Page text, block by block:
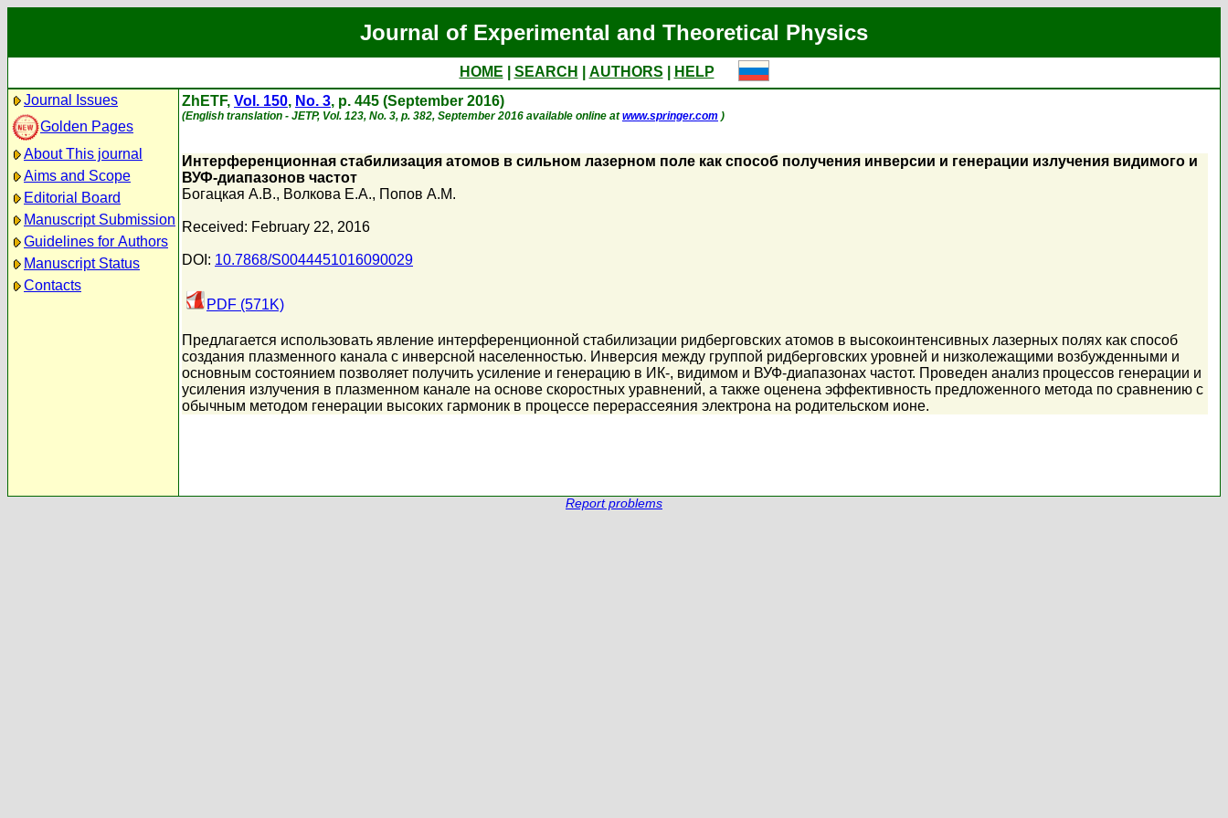
Journal of Experimental and Theoretical Physics
HOME SEARCH AUTHORS
HELP
Journal Issues
Golden Pages
About This journal
Aims and Scope
Editorial Board
Manuscript Submission
Guidelines for Authors
Manuscript Status
Contacts
ZhETF, Vol. 150, No. 3, p. 445 (September 2016)
(English translation - JETP, Vol. 123, No. 3, p. 382, September 2016 available online atwww.springer.com )
Интерференционная стабилизация атомов в сильном лазерном поле как способ получения инверсии и генерации излучения видимого и
ВУФ-диапазонов частот
Богацкая А.В., Волкова Е.А., Попов А.М.
Received: February 22, 2016
DOI: 10.7868/S0044451016090029
PDF (571K)
Предлагается использовать явление интерференционной стабилизации ридберговских атомов в высокоинтенсивных лазерных полях как способ
создания плазменного канала с инверсной населенностью. Инверсия между группой ридберговских уровней и низколежащими возбужденными и
основным состоянием позволяет получить усиление и генерацию в ИК-, видимом и ВУФ-диапазонах частот. Проведен анализ процессов генерации и
усиления излучения в плазменном канале на основе скоростных уравнений, а также оценена эффективность предложенного метода по сравнению с
обычным методом генерации высоких гармоник в процессе перерассеяния электрона на родительском ионе.
Report problems